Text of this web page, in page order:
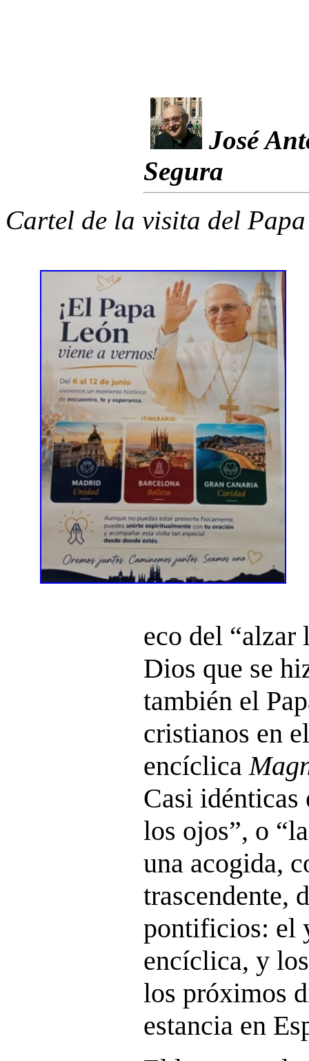
José
Segura
Cartel de la visita del
eco del “alzar
Dios que se
también el
cristianos en
encíclica
Casi idénticas
los ojos”, o
una acogida,
trascendente,
pontificios: el
encíclica, y
los próximos
estancia en